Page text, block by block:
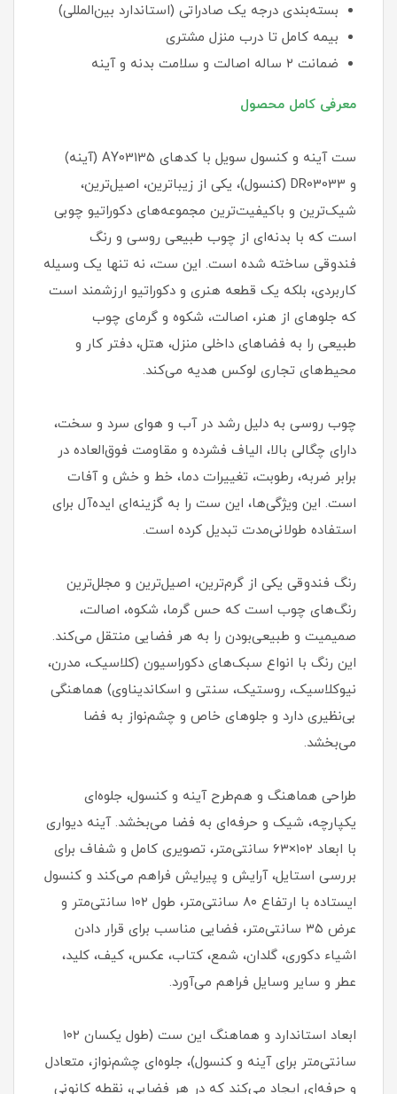
بسته‌بندی درجه یک صادراتی (استاندارد بین‌المللی)
بیمه کامل تا درب منزل مشتری
ضمانت ۲ ساله اصالت و سلامت بدنه و آینه
معرفی کامل محصول
ست آینه و کنسول سویل با کدهای AY03135 (آینه)
و DR03033 (کنسول)، یکی از زیباترین، اصیل‌ترین،
شیک‌ترین و باکیفیت‌ترین مجموعه‌های دکوراتیو چوبی
است که با بدنه‌ای از چوب طبیعی روسی و رنگ
فندوقی ساخته شده است. این ست، نه تنها یک وسیله
کاربردی، بلکه یک قطعه هنری و دکوراتیو ارزشمند است
که جلوهای از هنر، اصالت، شکوه و گرمای چوب
طبیعی را به فضاهای داخلی منزل، هتل، دفتر کار و
محیط‌های تجاری لوکس هدیه می‌کند.
چوب روسی به دلیل رشد در آب و هوای سرد و سخت،
دارای چگالی بالا، الیاف فشرده و مقاومت فوق‌العاده در
برابر ضربه، رطوبت، تغییرات دما، خط و خش و آفات
است. این ویژگی‌ها، این ست را به گزینه‌ای ایده‌آل برای
استفاده طولانی‌مدت تبدیل کرده است.
رنگ فندوقی یکی از گرم‌ترین، اصیل‌ترین و مجلل‌ترین
رنگ‌های چوب است که حس گرما، شکوه، اصالت،
صمیمیت و طبیعی‌بودن را به هر فضایی منتقل می‌کند.
این رنگ با انواع سبک‌های دکوراسیون (کلاسیک، مدرن،
نیوکلاسیک، روستیک، سنتی و اسکاندیناوی) هماهنگی
بی‌نظیری دارد و جلوهای خاص و چشم‌نواز به فضا
می‌بخشد.
طراحی هماهنگ و هم‌طرح آینه و کنسول، جلوه‌ای
یکپارچه، شیک و حرفه‌ای به فضا می‌بخشد. آینه دیواری
با ابعاد ۱۰۲×۶۳ سانتی‌متر، تصویری کامل و شفاف برای
بررسی استایل، آرایش و پیرایش فراهم می‌کند و کنسول
ایستاده با ارتفاع ۸۰ سانتی‌متر، طول ۱۰۲ سانتی‌متر و
عرض ۳۵ سانتی‌متر، فضایی مناسب برای قرار دادن
اشیاء دکوری، گلدان، شمع، کتاب، عکس، کیف، کلید،
عطر و سایر وسایل فراهم می‌آورد.
ابعاد استاندارد و هماهنگ این ست (طول یکسان ۱۰۲
سانتی‌متر برای آینه و کنسول)، جلوه‌ای چشم‌نواز، متعادل
و حرفه‌ای ایجاد می‌کند که در هر فضایی، نقطه کانونی